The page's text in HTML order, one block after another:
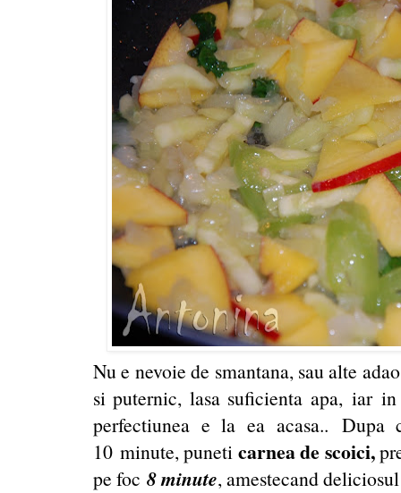
Nu e nevoie de smantana, sau alte
si puternic, lasa suficienta apa, iar
perfectiunea e la ea acasa..
10 minute, puneti carnea de scoici,
pe foc 8 minute, amestecand